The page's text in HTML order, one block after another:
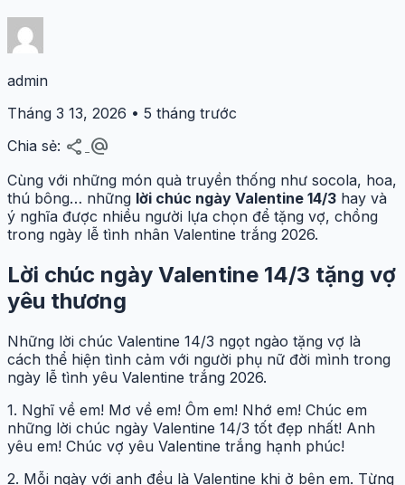
admin
Tháng 3 13, 2026 • 5 tháng trước
Chia sẻ: share alternate_email
Cùng với những món quà truyền thống như socola, hoa,
thú bông… những lời chúc ngày Valentine 14/3 hay và
ý nghĩa được nhiều người lựa chọn để tặng vợ, chồng
trong ngày lễ tình nhân Valentine trắng 2026.
Lời chúc ngày Valentine 14/3 tặng vợ
yêu thương
Những lời chúc Valentine 14/3 ngọt ngào tặng vợ là
cách thể hiện tình cảm với người phụ nữ đời mình trong
ngày lễ tình yêu Valentine trắng 2026.
1. Nghĩ về em! Mơ về em! Ôm em! Nhớ em! Chúc em
những lời chúc ngày Valentine 14/3 tốt đẹp nhất! Anh
yêu em! Chúc vợ yêu Valentine trắng hạnh phúc!
2. Mỗi ngày với anh đều là Valentine khi ở bên em. Từng